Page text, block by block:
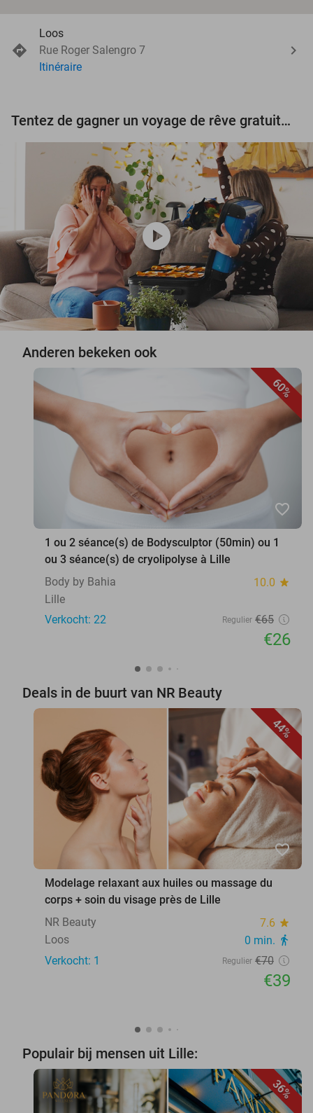
Loos
Rue Roger Salengro 7
Itinéraire
Tentez de gagner un voyage de rêve gratuit d'une valeur de 3.000 € !
play_circle
Anderen bekeken ook
60%
favorite_border
1 ou 2 séance(s) de Bodysculptor (50min) ou 1
ou 3 séance(s) de cryolipolyse à Lille
Body by Bahia
10.0 star
Lille
Verkocht: 22
Regulier €65
€26
Deals in de buurt van NR Beauty
44%
favorite_border
Modelage relaxant aux huiles ou massage du
corps + soin du visage près de Lille
NR Beauty
7.6 star
Loos 0 min. directions_walk
Verkocht: 1 Regulier €70
€39
Populair bij mensen uit Lille:
36%